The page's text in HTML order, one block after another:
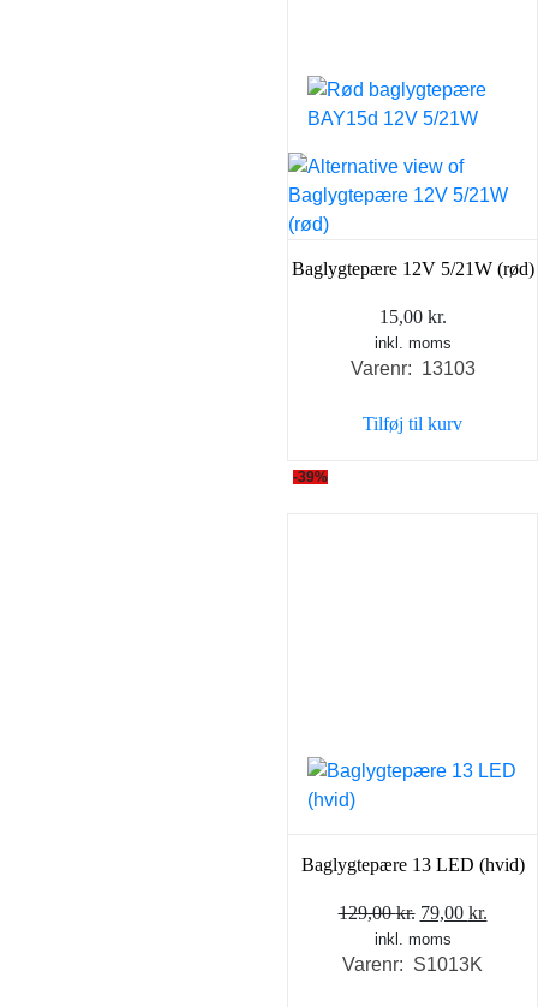
Baglygtepære 12V 5/21W (rød)
15,00 kr.
inkl. moms
Varenr: 13103
Tilføj til kurv
-39%
Baglygtepære 13 LED (hvid)
129,00kr. Den
oprindelige
pris
79,00 kr.
inkl. moms
Varenr: S1013K